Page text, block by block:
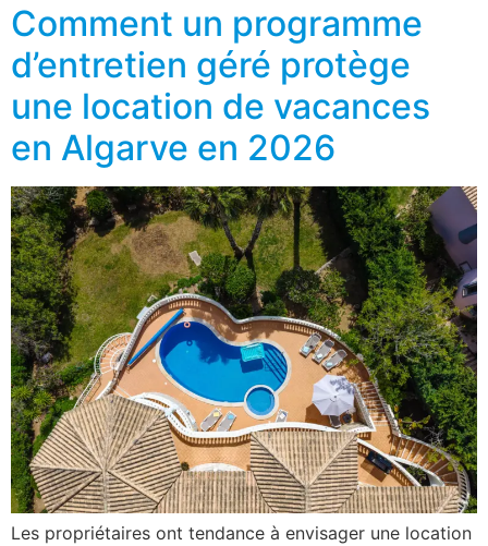
Comment un programme
d’entretien géré protège
une location de vacances
en Algarve en 2026
Les propriétaires ont tendance à envisager une location